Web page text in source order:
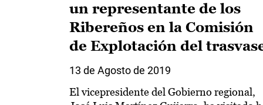
un representante de los
Ribereños en la Comisión
de Explotación del
13 de Agosto de 2019
El vicepresidente del Gobierno regional,